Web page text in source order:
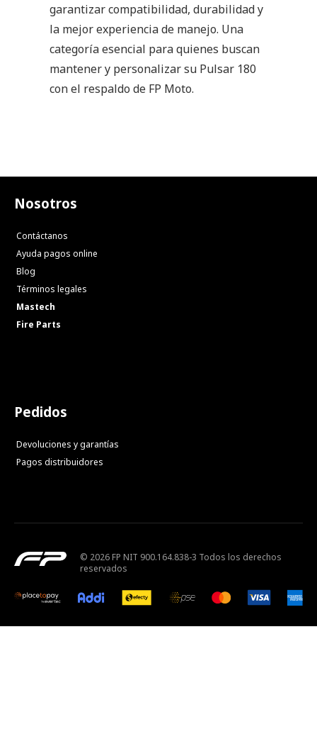
garantizar compatibilidad, durabilidad y
la mejor experiencia de manejo. Una
categoría esencial para quienes buscan
mantener y personalizar su Pulsar 180
con el respaldo de FP Moto.
Nosotros
Contáctanos
Ayuda pagos online
Blog
Términos legales
Mastech
Fire Parts
Pedidos
Devoluciones y garantías
Pagos distribuidores
© 2026 FP NIT 900.164.838-3 Todos los derechos
reservados